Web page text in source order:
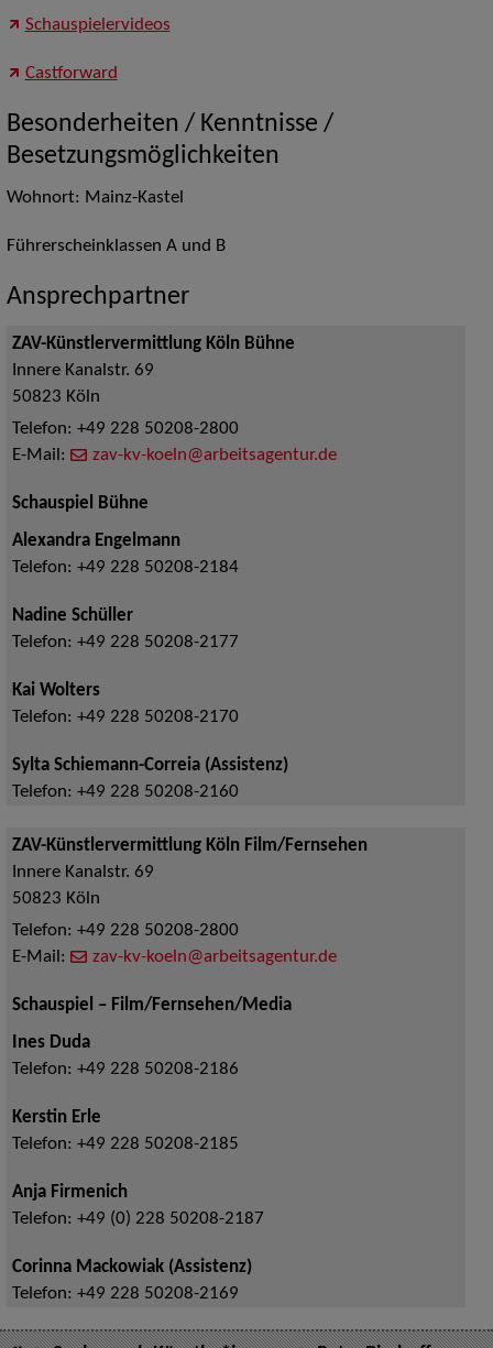
Schauspielervideos
Castforward
Besonderheiten / Kenntnisse /
Besetzungsmöglichkeiten
Wohnort: Mainz-Kastel
Führerscheinklassen A und B
Ansprechpartner
ZAV-Künstlervermittlung Köln Bühne
Innere Kanalstr. 69
50823 Köln
Telefon: +49 228 50208-2800
E-Mail:
zav-kv-koeln@arbeitsagentur.de
Schauspiel Bühne
Alexandra Engelmann
Telefon: +49 228 50208-2184
Nadine Schüller
Telefon: +49 228 50208-2177
Kai Wolters
Telefon: +49 228 50208-2170
Sylta Schiemann-Correia (Assistenz)
Telefon: +49 228 50208-2160
ZAV-Künstlervermittlung Köln Film/Fernsehen
Innere Kanalstr. 69
50823 Köln
Telefon: +49 228 50208-2800
E-Mail:
zav-kv-koeln@arbeitsagentur.de
Schauspiel – Film/Fernsehen/Media
Ines Duda
Telefon: +49 228 50208-2186
Kerstin Erle
Telefon: +49 228 50208-2185
Anja Firmenich
Telefon: +49 (0) 228 50208-2187
Corinna Mackowiak (Assistenz)
Telefon: +49 228 50208-2169